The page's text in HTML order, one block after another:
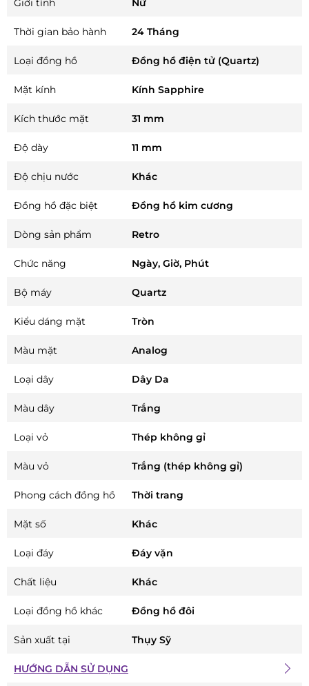
Giới tính Nữ
Thời gian bảo hành 24 Tháng
Loại đồng hồ Đồng hồ điện tử (Quartz)
Mặt kính Kính Sapphire
Kích thước mặt 31 mm
Độ dày 11 mm
Độ chịu nước Khác
Đồng hồ đặc biệt Đồng hồ kim cương
Dòng sản phẩm Retro
Chức năng Ngày, Giờ, Phút
Bộ máy Quartz
Kiểu dáng mặt Tròn
Màu mặt Analog
Loại dây Dây Da
Màu dây Trắng
Loại vỏ Thép không gỉ
Màu vỏ Trắng (thép không gỉ)
Phong cách đồng hồ Thời trang
Mặt số Khác
Loại đáy Đáy vặn
Chất liệu Khác
Loại đồng hồ khác Đồng hồ đôi
Sản xuất tại Thụy Sỹ
HƯỚNG DẪN SỬ DỤNG